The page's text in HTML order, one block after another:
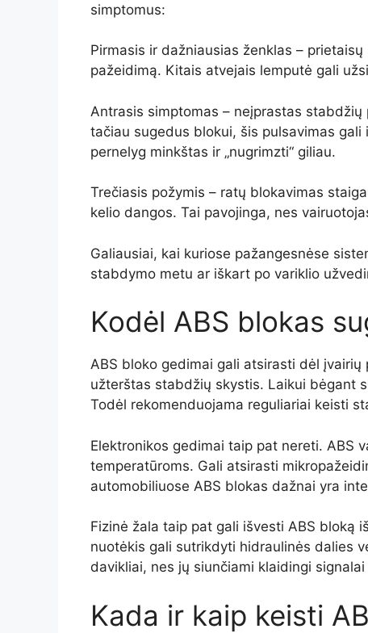
simptomus:
Pirmasis ir dažniausias ženklas –
pažeidimą. Kitais atvejais lemputė gali
Antrasis simptomas – neįprastas
tačiau sugedus blokui, šis pulsavimas
pernelyg minkštas ir „nugrimzti“ giliau.
Trečiasis požymis – ratų blokavimas
kelio dangos. Tai pavojinga, nes
Galiausiai, kai kuriose pažangesnėse
stabdymo metu ar iškart po variklio
Kodėl ABS blokas
ABS bloko gedimai gali atsirasti dėl
užterštas stabdžių skystis. Laikui bėgant
Todėl rekomenduojama reguliariai keisti
Elektronikos gedimai taip pat nereti. ABS
temperatūroms. Gali atsirasti
automobiliuose ABS blokas dažnai yra
Fizinė žala taip pat gali išvesti ABS bloką
nuotėkis gali sutrikdyti hidraulinės dalies
davikliai, nes jų siunčiami klaidingi
Kada ir kaip keisti